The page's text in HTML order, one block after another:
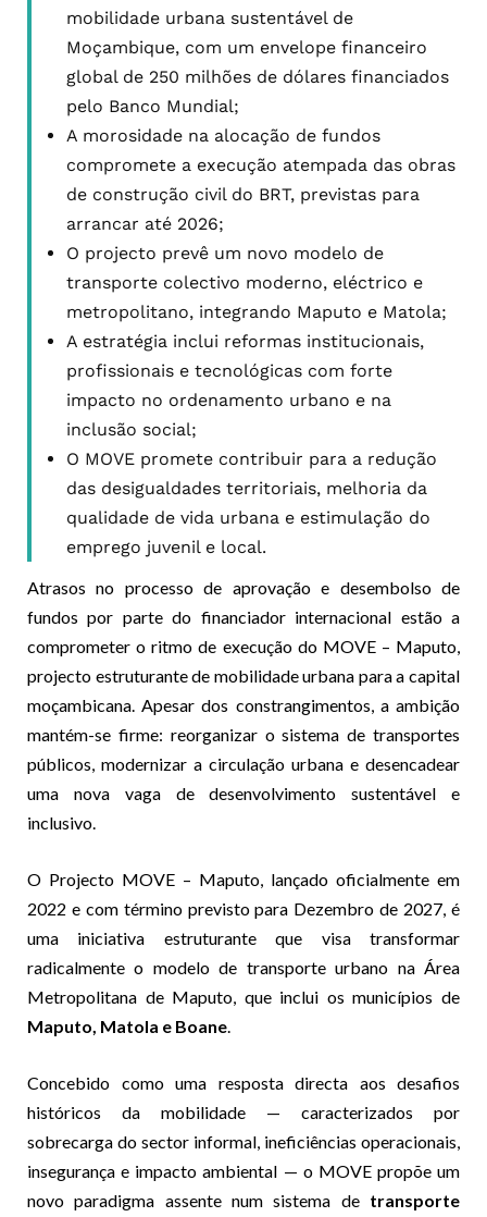
mobilidade urbana sustentável de
Moçambique, com um envelope financeiro
global de 250 milhões de dólares financiados
pelo Banco Mundial;
A morosidade na alocação de fundos
compromete a execução atempada das obras
de construção civil do BRT, previstas para
arrancar até 2026;
O projecto prevê um novo modelo de
transporte colectivo moderno, eléctrico e
metropolitano, integrando Maputo e Matola;
A estratégia inclui reformas institucionais,
profissionais e tecnológicas com forte
impacto no ordenamento urbano e na
inclusão social;
O MOVE promete contribuir para a redução
das desigualdades territoriais, melhoria da
qualidade de vida urbana e estimulação do
emprego juvenil e local.
Atrasos no processo de aprovação e desembolso de
fundos por parte do financiador internacional estão a
comprometer o ritmo de execução do MOVE – Maputo,
projecto estruturante de mobilidade urbana para a capital
moçambicana. Apesar dos constrangimentos, a ambição
mantém-se firme: reorganizar o sistema de transportes
públicos, modernizar a circulação urbana e desencadear
uma nova vaga de desenvolvimento sustentável e
inclusivo.
O Projecto MOVE – Maputo, lançado oficialmente em
2022 e com término previsto para Dezembro de 2027, é
uma iniciativa estruturante que visa transformar
radicalmente o modelo de transporte urbano na Área
Metropolitana de Maputo, que inclui os municípios de
Maputo, Matola e Boane.
Concebido como uma resposta directa aos desafios
históricos da mobilidade — caracterizados por
sobrecarga do sector informal, ineficiências operacionais,
insegurança e impacto ambiental — o MOVE propõe um
novo paradigma assente num sistema de transporte